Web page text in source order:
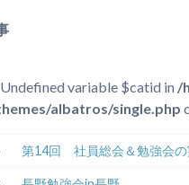
variable $catid in /
albatros/single.php
第14回 社員総会＆勉強会の